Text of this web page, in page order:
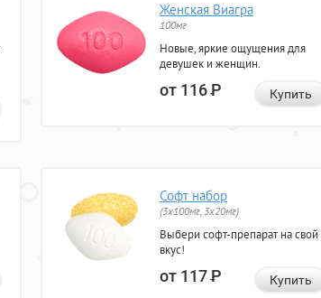
Женская Виагра
100мг
Новые, яркие ощущения для
девушек и женщин.
от 116Р Купить
Софт набор
(3x100мг, 3x20мг)
Выбери софт-препарат на свой
вкус!
от 117Р Купить